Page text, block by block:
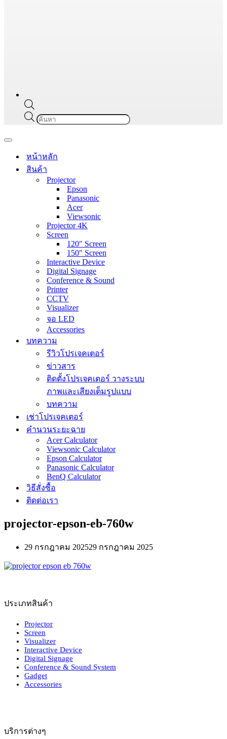
Products
search
Navigation
หน้าหลัก
สินค้า
Projector
Epson
Panasonic
Acer
Viewsonic
Projector 4K
Screen
120″ Screen
150″ Screen
Interactive Device
Digital Signage
Conference & Sound
Printer
CCTV
Visualizer
จอ LED
Accessories
บทความ
รีวิวโปรเจคเตอร์
ข่าวสาร
ติดตั้งโปรเจคเตอร์ วางระบบ
ภาพและเสียงเต็มรูปแบบ
บทความ
เช่าโปรเจคเตอร์
คำนวนระยะฉาย
Acer Calculator
Viewsonic Calculator
Epson Calculator
Panasonic Calculator
BenQ Calculator
วิธีสั่งซื้อ
ติดต่อเรา
projector-epson-eb-760w
29 กรกฎาคม 202529 กรกฎาคม 2025
ประเภทสินค้า
Projector
Screen
Visualizer
Interactive Device
Digital Signage
Conference & Sound System
Gadget
Accessories
บริการต่างๆ